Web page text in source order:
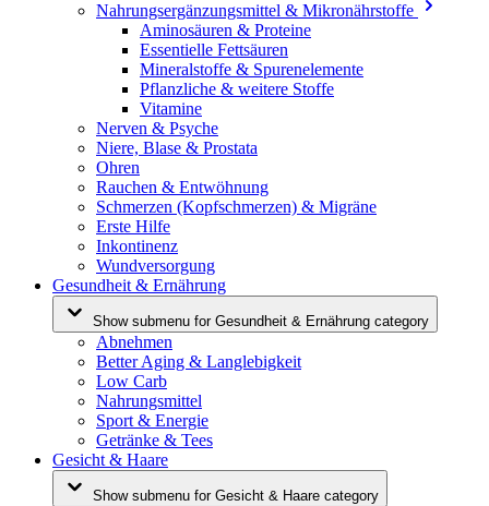
Nahrungsergänzungsmittel & Mikronährstoffe
Aminosäuren & Proteine
Essentielle Fettsäuren
Mineralstoffe & Spurenelemente
Pflanzliche & weitere Stoffe
Vitamine
Nerven & Psyche
Niere, Blase & Prostata
Ohren
Rauchen & Entwöhnung
Schmerzen (Kopfschmerzen) & Migräne
Erste Hilfe
Inkontinenz
Wundversorgung
Gesundheit & Ernährung
Show submenu for Gesundheit & Ernährung category
Abnehmen
Better Aging & Langlebigkeit
Low Carb
Nahrungsmittel
Sport & Energie
Getränke & Tees
Gesicht & Haare
Show submenu for Gesicht & Haare category